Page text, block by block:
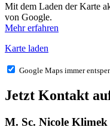
Mit dem Laden der Karte
von Google.
Mehr erfahren
Karte laden
Google Maps immer
Jetzt Kontakt
M. Sc. Nicole Klimek